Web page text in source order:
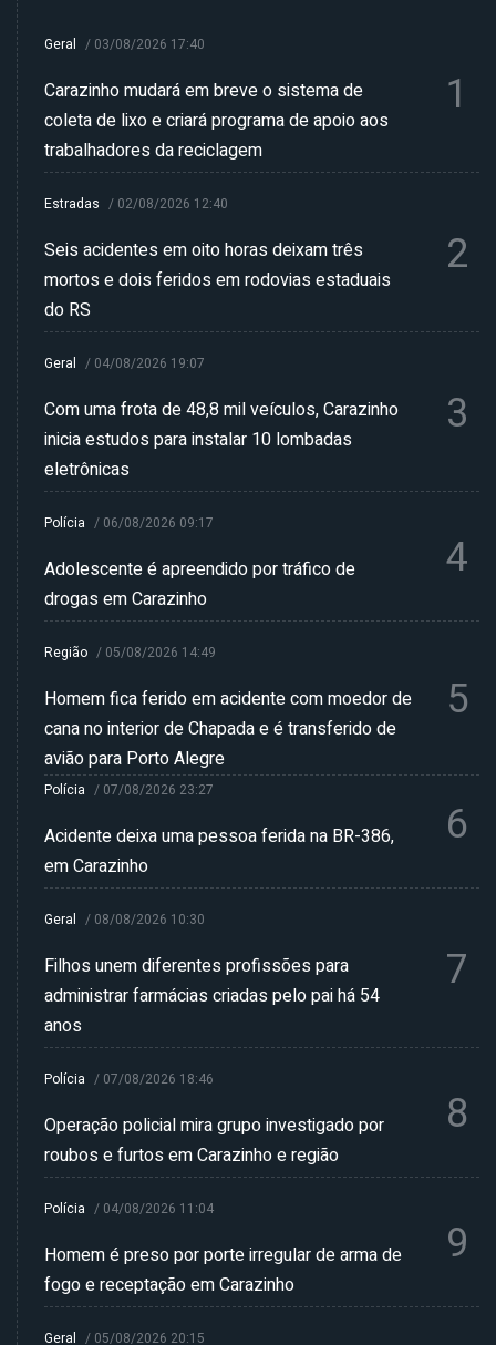
Geral / 03/08/2026 17:40
Carazinho mudará em breve o sistema de
coleta de lixo e criará programa de apoio aos
trabalhadores da reciclagem
1
Estradas / 02/08/2026 12:40
Seis acidentes em oito horas deixam três
mortos e dois feridos em rodovias estaduais
do RS
2
Geral / 04/08/2026 19:07
Com uma frota de 48,8 mil veículos, Carazinho
inicia estudos para instalar 10 lombadas
eletrônicas
3
Polícia / 06/08/2026 09:17
Adolescente é apreendido por tráfico de
drogas em Carazinho
4
Região / 05/08/2026 14:49
Homem fica ferido em acidente com moedor de
cana no interior de Chapada e é transferido de
avião para Porto Alegre
5
Polícia / 07/08/2026 23:27
Acidente deixa uma pessoa ferida na BR-386,
em Carazinho
6
Geral / 08/08/2026 10:30
Filhos unem diferentes profissões para
administrar farmácias criadas pelo pai há 54
anos
7
Polícia / 07/08/2026 18:46
Operação policial mira grupo investigado por
roubos e furtos em Carazinho e região
8
Polícia / 04/08/2026 11:04
Homem é preso por porte irregular de arma de
fogo e receptação em Carazinho
9
Geral / 05/08/2026 20:15